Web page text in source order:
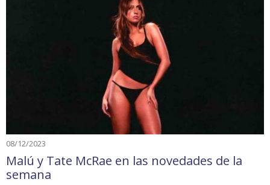
08/12/2023
Malú y Tate McRae en las novedades de la
semana